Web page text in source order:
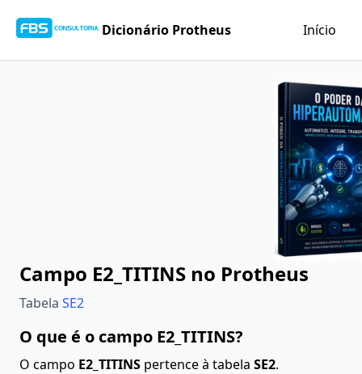
Dicionário Protheus Início
Campo E2_TITINS no Protheus
Tabela SE2
O que é o campo E2_TITINS?
O campo E2_TITINS pertence à tabela SE2.